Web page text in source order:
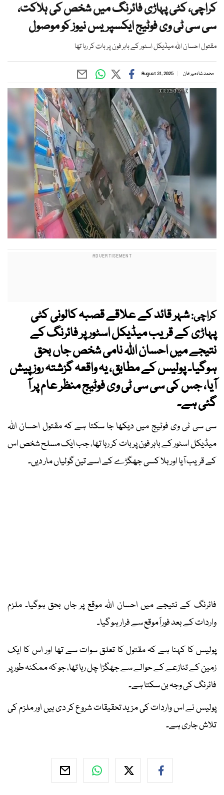
کراچی، کٹی پہاڑی فائرنگ میں شخص کی ہلاکت،
سی سی ٹی وی فوٹیج ایکسپریس نیوز کو موصول
مقتول احسان اللہ میڈیکل اسٹور کے باہر فون پر بات کر رہا تھا
محمد شاہ میر خان August 31, 2025
کراچی:شہر قائد کے علاقے قصبہ کالونی کٹی
پہاڑی کے قریب میڈیکل اسٹور پر فائرنگ کے
نتیجے میں احسان اللہ نامی شخص جاں بحق
ہوگیا۔ پولیس کے مطابق، یہ واقعہ گزشتہ روز پیش
آیا، جس کی سی سی ٹی وی فوٹیج منظر عام پر آ
گئی ہے۔
سی سی ٹی وی فوٹیج میں دیکھا جا سکتا ہے کہ مقتول احسان اللہ
میڈیکل اسٹور کے باہر فون پر بات کر رہا تھا، جب ایک مسلح شخص اس
کے قریب آیا اور بلا کسی جھگڑے کے اسے تین گولیاں مار دیں۔
فائرنگ کے نتیجے میں احسان اللہ موقع پر جاں بحق ہوگیا۔ ملزم
واردات کے بعد فوراً موقع سے فرار ہو گیا۔
پولیس کا کہنا ہے کہ مقتول کا تعلق سوات سے تھا اور اس کا ایک
زمین کے تنازعے کے حوالے سے جھگڑا چل رہا تھا، جو کہ ممکنہ طور پر
فائرنگ کی وجہ بن سکتا ہے۔
پولیس نے اس واردات کی مزید تحقیقات شروع کر دی ہیں اور ملزم کی
تلاش جاری ہے۔